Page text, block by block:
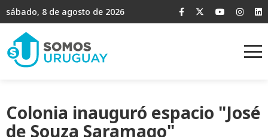
sábado, 8 de agosto de 2026
Colonia inauguró espacio "José
de Souza Saramago"